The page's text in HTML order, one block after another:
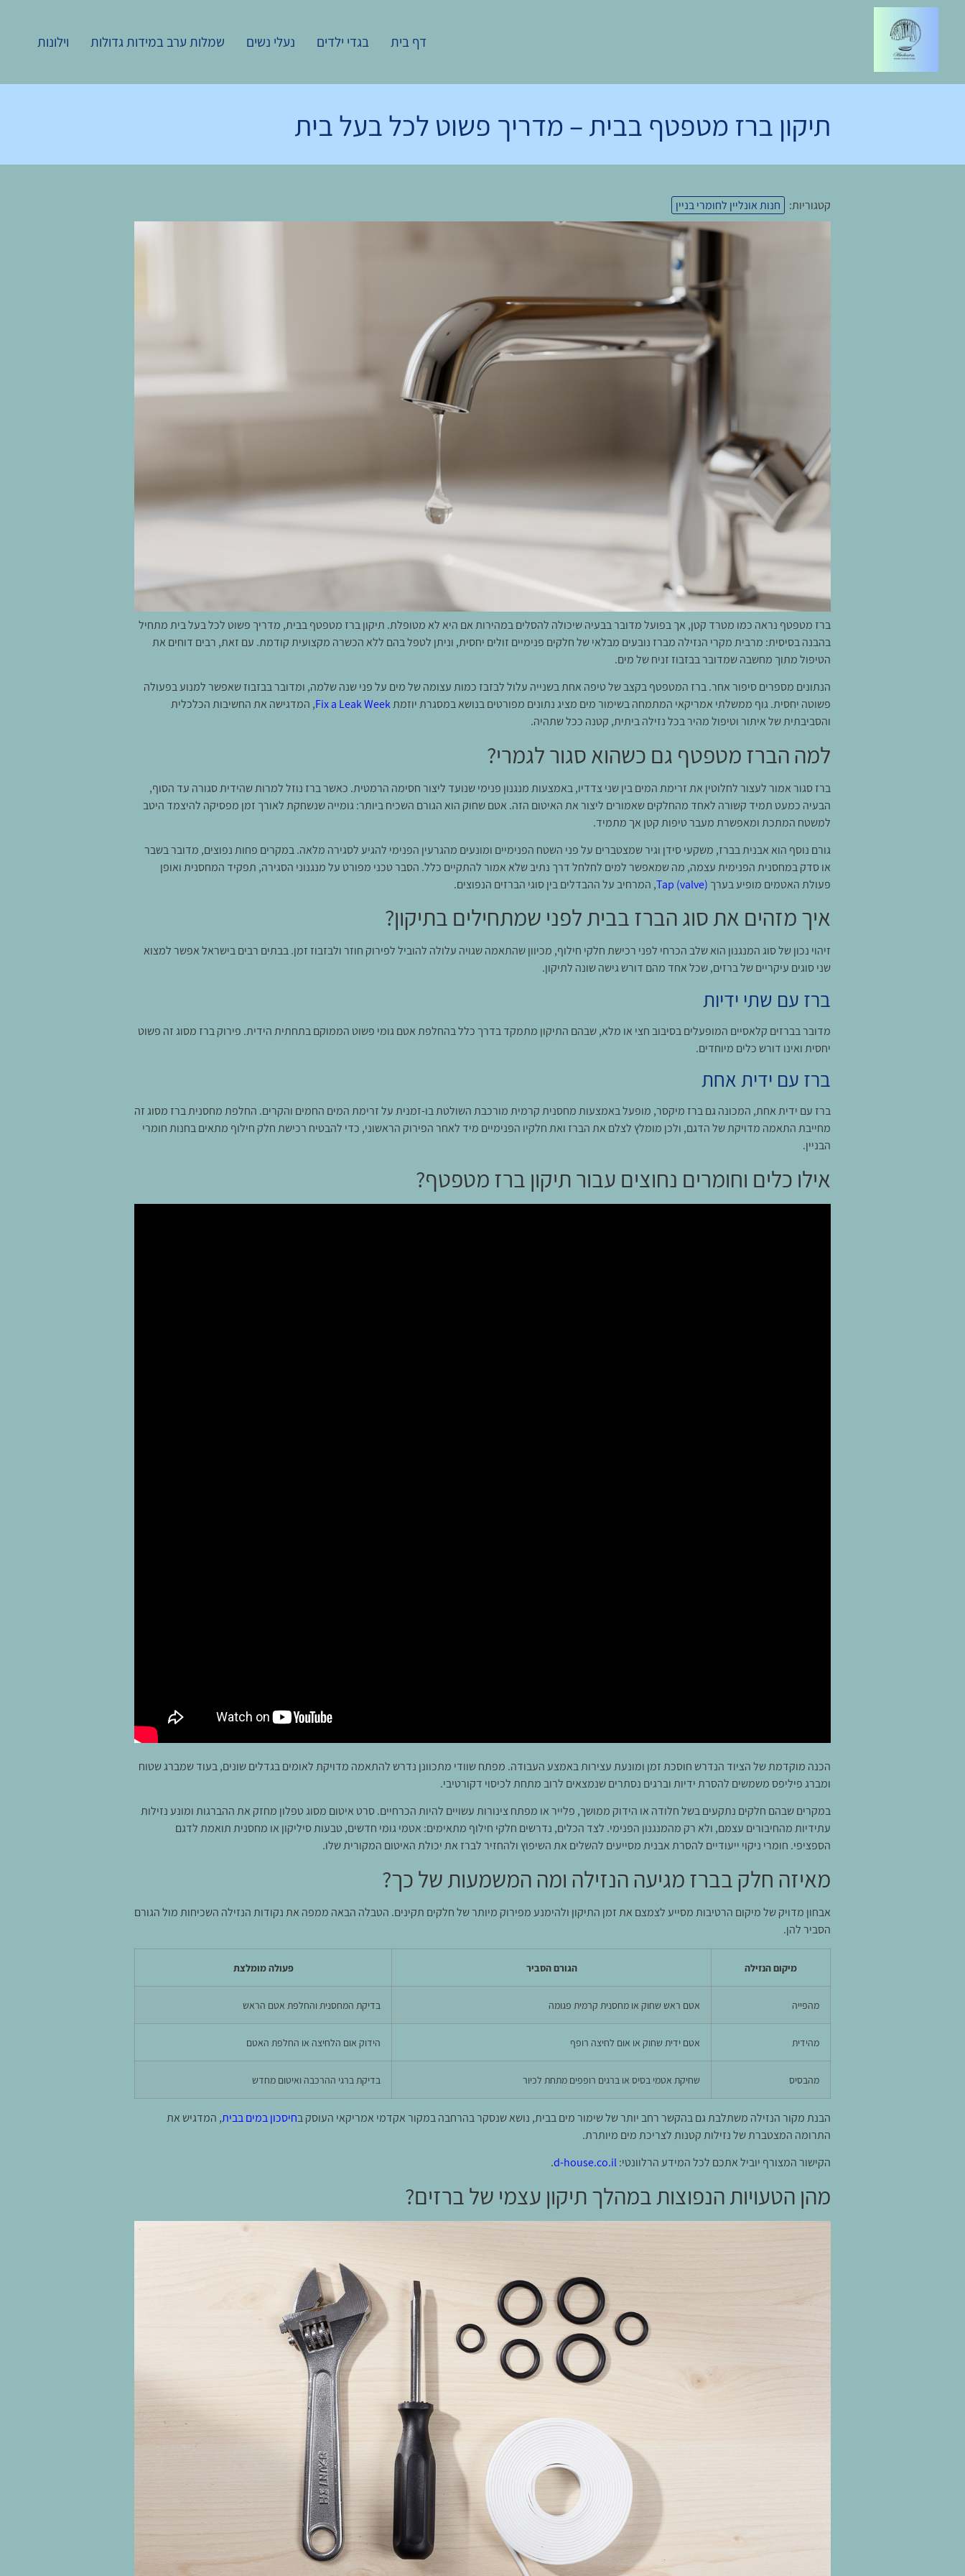
דף בית בגדי ילדים נעלי נשים שמלות ערב במידות גדולות וילונות
תיקון ברז מטפטף בבית – מדריך פשוט לכל בעל בית
קטגוריות: חנות אונליין לחומרי בניין
ברז מטפטף נראה כמו מטרד קטן, אך בפועל מדובר בבעיה שיכולה להסלים במהירות אם היא לא מטופלת. תיקון ברז מטפטף בבית, מדריך פשוט לכל בעל בית מתחיל
בהבנה בסיסית: מרבית מקרי הנזילה מברז נובעים מבלאי של חלקים פנימיים זולים יחסית, וניתן לטפל בהם ללא הכשרה מקצועית קודמת. עם זאת, רבים דוחים את
הטיפול מתוך מחשבה שמדובר בבזבוז זניח של מים.
הנתונים מספרים סיפור אחר. ברז המטפטף בקצב של טיפה אחת בשנייה עלול לבזבז כמות עצומה של מים על פני שנה שלמה, ומדובר בבזבוז שאפשר למנוע בפעולה
פשוטה יחסית. גוף ממשלתי אמריקאי המתמחה בשימור מים מציג נתונים מפורטים בנושא במסגרת יוזמתFix a Leak Week, המדגישה את החשיבות הכלכלית
והסביבתית של איתור וטיפול מהיר בכל נזילה ביתית, קטנה ככל שתהיה.
למה הברז מטפטף גם כשהוא סגור לגמרי?
ברז סגור אמור לעצור לחלוטין את זרימת המים בין שני צדדיו, באמצעות מנגנון פנימי שנועד ליצור חסימה הרמטית. כאשר ברז נוזל למרות שהידית סגורה עד הסוף,
הבעיה כמעט תמיד קשורה לאחד מהחלקים שאמורים ליצור את האיטום הזה. אטם שחוק הוא הגורם השכיח ביותר: גומייה שנשחקת לאורך זמן מפסיקה להיצמד היטב
למשטח המתכת ומאפשרת מעבר טיפות קטן אך מתמיד.
גורם נוסף הוא אבנית בברז, משקעי סידן וגיר שמצטברים על פני השטח הפנימיים ומונעים מהגרעין הפנימי להגיע לסגירה מלאה. במקרים פחות נפוצים, מדובר בשבר
או סדק במחסנית הפנימית עצמה, מה שמאפשר למים לחלחל דרך נתיב שלא אמור להתקיים כלל. הסבר טכני מפורט על מנגנוני הסגירה, תפקיד המחסנית ואופן
פעולת האטמים מופיע בערך Tap (valve), המרחיב על ההבדלים בין סוגי הברזים הנפוצים.
איך מזהים את סוג הברז בבית לפני שמתחילים בתיקון?
זיהוי נכון של סוג המנגנון הוא שלב הכרחי לפני רכישת חלקי חילוף, מכיוון שהתאמה שגויה עלולה להוביל לפירוק חוזר ולבזבוז זמן. בבתים רבים בישראל אפשר למצוא
שני סוגים עיקריים של ברזים, שכל אחד מהם דורש גישה שונה לתיקון.
ברז עם שתי ידיות
מדובר בברזים קלאסיים המופעלים בסיבוב חצי או מלא, שבהם התיקון מתמקד בדרך כלל בהחלפת אטם גומי פשוט הממוקם בתחתית הידית. פירוק ברז מסוג זה פשוט
יחסית ואינו דורש כלים מיוחדים.
ברז עם ידית אחת
ברז עם ידית אחת, המכונה גם ברז מיקסר, מופעל באמצעות מחסנית קרמית מורכבת השולטת בו-זמנית על זרימת המים החמים והקרים. החלפת מחסנית ברז מסוג זה
מחייבת התאמה מדויקת של הדגם, ולכן מומלץ לצלם את הברז ואת חלקיו הפנימיים מיד לאחר הפירוק הראשוני, כדי להבטיח רכישת חלק חילוף מתאים בחנות חומרי
הבניין.
אילו כלים וחומרים נחוצים עבור תיקון ברז מטפטף?
הכנה מוקדמת של הציוד הנדרש חוסכת זמן ומונעת עצירות באמצע העבודה. מפתח שוודי מתכוונן נדרש להתאמה מדויקת לאומים בגדלים שונים, בעוד שמברג שטוח
ומברג פיליפס משמשים להסרת ידיות וברגים נסתרים שנמצאים לרוב מתחת לכיסוי דקורטיבי.
במקרים שבהם חלקים נתקעים בשל חלודה או הידוק ממושך, פלייר או מפתח צינורות עשויים להיות הכרחיים. סרט איטום מסוג טפלון מחזק את ההברגות ומונע נזילות
עתידיות מהחיבורים עצמם, ולא רק מהמנגנון הפנימי. לצד הכלים, נדרשים חלקי חילוף מתאימים: אטמי גומי חדשים, טבעות סיליקון או מחסנית תואמת לדגם
הספציפי. חומרי ניקוי ייעודיים להסרת אבנית מסייעים להשלים את השיפוץ ולהחזיר לברז את יכולת האיטום המקורית שלו.
מאיזה חלק בברז מגיעה הנזילה ומה המשמעות של כך?
אבחון מדויק של מיקום הרטיבות מסייע לצמצם את זמן התיקון ולהימנע מפירוק מיותר של חלקים תקינים. הטבלה הבאה ממפה את נקודות הנזילה השכיחות מול הגורם
הסביר להן.
מיקום הנזילה הגורם הסביר פעולה מומלצת
מהפייה אטם ראש שחוק או מחסנית קרמית פגומה בדיקת המחסנית והחלפת אטם הראש
מהידית אטם ידית שחוק או אום לחיצה רופף הידוק אום הלחיצה או החלפת האטם
מהבסיס שחיקת אטמי בסיס או ברגים רופפים מתחת לכיור בדיקת ברגי ההרכבה ואיטום מחדש
הבנת מקור הנזילה משתלבת גם בהקשר רחב יותר של שימור מים בבית, נושא שנסקר בהרחבה במקור אקדמי אמריקאי העוסק בחיסכון במים בבית, המדגיש את
התרומה המצטברת של נזילות קטנות לצריכת מים מיותרת.
הקישור המצורף יוביל אתכם לכל המידע הרלוונטי:d-house.co.il
.
מהן הטעויות הנפוצות במהלך תיקון עצמי של ברזים?